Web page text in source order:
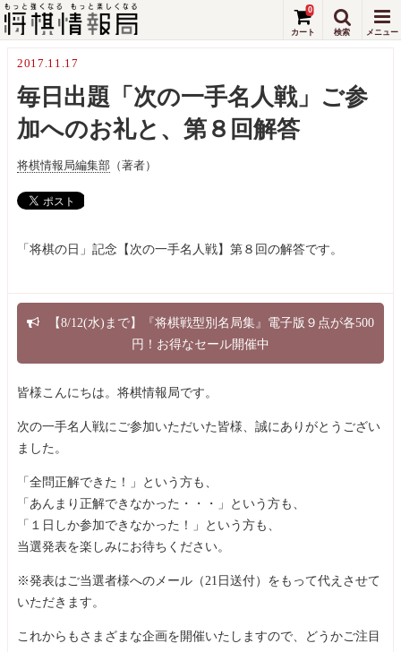
0
2017.11.17
毎日出題「次の一手名人戦」ご参
加へのお礼と、第８回解答
将棋情報局編集部 （著者）
「将棋の日」記念【次の一手名人戦】第８回の解答です。
【8/12(水)まで】『将棋戦型別名局集』電子版９点が各500
円！お得なセール開催中
皆様こんにちは。将棋情報局です。
次の一手名人戦にご参加いただいた皆様、誠にありがとうござい
ました。
「全問正解できた！」という方も、
「あんまり正解できなかった・・・」という方も、
「１日しか参加できなかった！」という方も、
当選発表を楽しみにお待ちください。
※発表はご当選者様へのメール（21日送付）をもって代えさせて
いただきます。
これからもさまざまな企画を開催いたしますので、どうかご注目